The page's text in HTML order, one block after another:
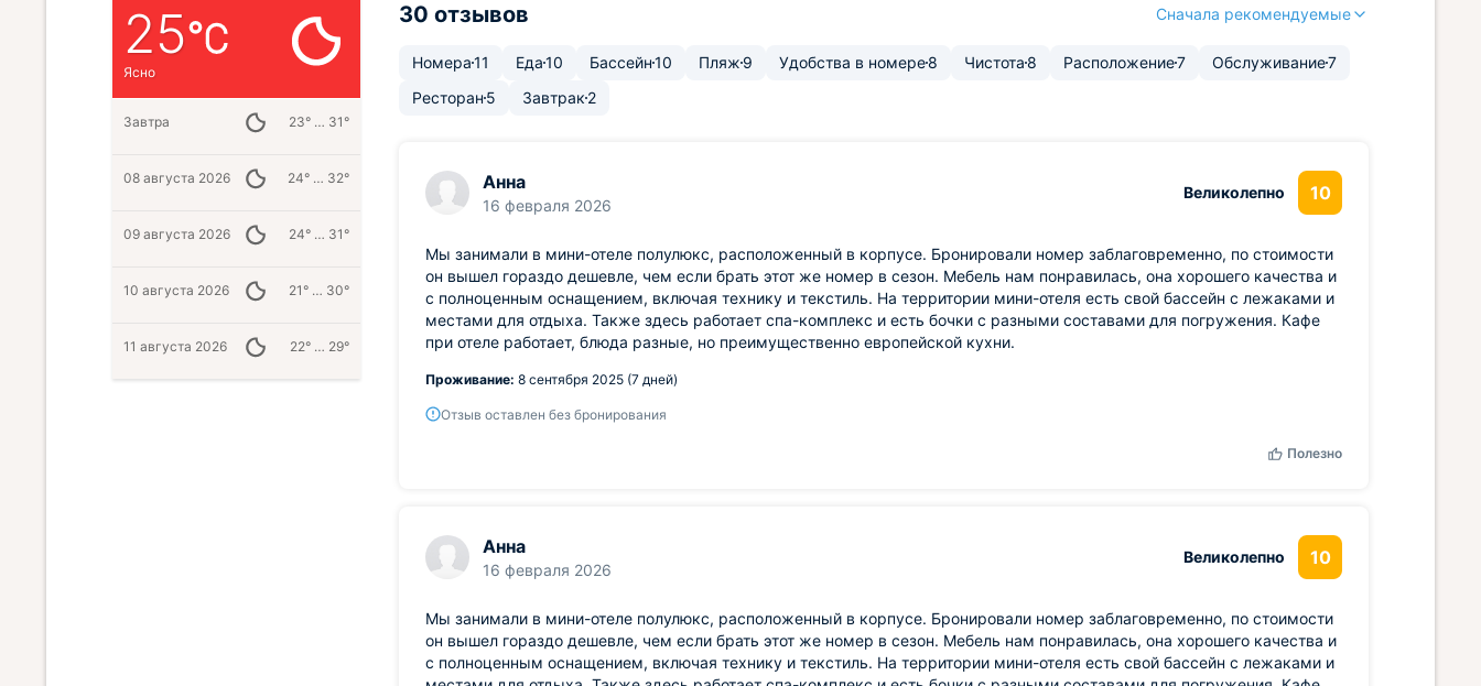
30 отзывов Сначала рекомендуемые
Номера11 Еда10 Бассейн10 Пляж 9 Удобства в номере8 Чистота 8 Расположение7 Обслуживание7
Ресторан 5 Завтрак 2
Анна
16 февраля 2026
Великолепно 10
Мы занимали в мини-отеле полулюкс, расположенный в корпусе. Бронировали номер заблаговременно, по стоимости
он вышел гораздо дешевле, чем если брать этот же номер в сезон. Мебель нам понравилась, она хорошего качества и
с полноценным оснащением, включая технику и текстиль. На территории мини-отеля есть свой бассейн с лежаками и
местами для отдыха. Также здесь работает спа-комплекс и есть бочки с разными составами для погружения. Кафе
при отеле работает, блюда разные, но преимущественно европейской кухни.
Проживание: 8 сентября 2025 (7 дней)
Отзыв оставлен без бронирования
Полезно
Анна
16 февраля 2026
Великолепно 10
Мы занимали в мини-отеле полулюкс, расположенный в корпусе. Бронировали номер заблаговременно, по стоимости
он вышел гораздо дешевле, чем если брать этот же номер в сезон. Мебель нам понравилась, она хорошего качества и
с полноценным оснащением, включая технику и текстиль. На территории мини-отеля есть свой бассейн с лежаками и
25
Ясно
Завтра 23° … 31°
08 августа 2026 24° … 32°
09 августа 2026 24° … 31°
10 августа 2026 21° … 30°
11 августа 2026 22° … 29°